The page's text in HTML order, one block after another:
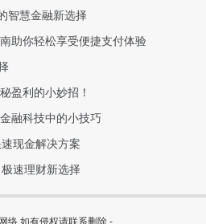
智慧金融新选择
助你轻松享受便捷支付体验
盈利的小妙招！
融科技中的小技巧
现金解决方案
速理财新选择
络,如有侵权请联系删除 -